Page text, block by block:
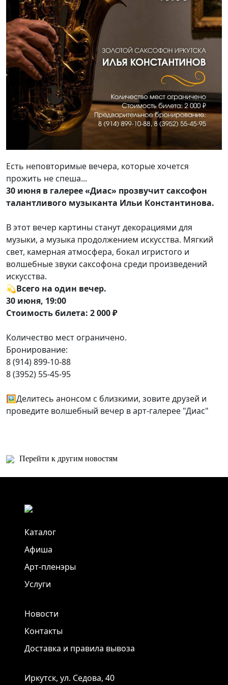
Есть неповторимые вечера, которые хочется
прожить не спеша...
30 июня в галерее «Диас» прозвучит саксофон
талантливого музыканта Ильи Константинова.
В этот вечер картины станут декорациями для
музыки, а музыка продолжением искусства. Мягкий
свет, камерная атмосфера, бокал игристого и
волшебные звуки саксофона среди произведений
искусства.
💫Всего на один вечер.
30 июня, 19:00
Стоимость билета: 2 000 ₽
Количество мест ограничено.
Бронирование:
8 (914) 899-10-88
8 (3952) 55-45-95
🖼Делитесь анонсом с близкими, зовите друзей и
проведите волшебный вечер в арт-галерее "Диас"
Перейти к другим новостям
Каталог
Афиша
Арт-пленэры
Услуги
Новости
Контакты
Доставка и правила вывоза
Иркутск, ул. Седова, 40